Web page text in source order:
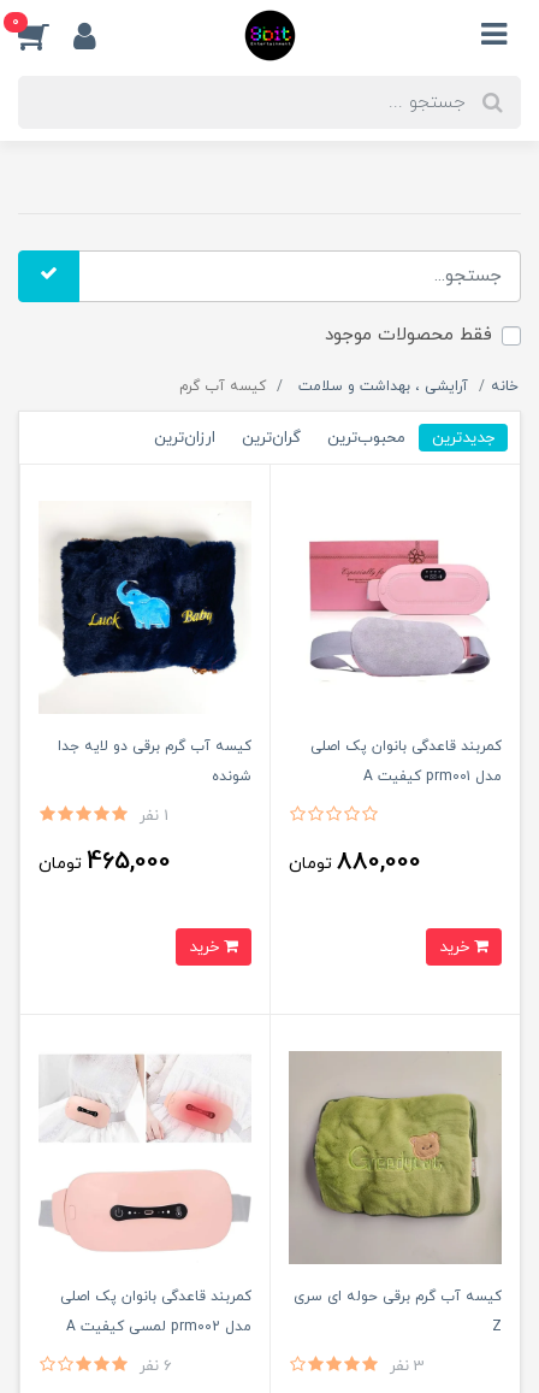
0
فقط محصولات موجود
خانه آرایشی ، بهداشت و سلامت کیسه آب گرم
جدیدترین محبوب‌ترین گران‌ترین ارزان‌ترین
کمربند قاعدگی بانوان پک اصلی
مدل prm00۱ کیفیت A
880,000 تومان
کیسه آب گرم برقی دو لایه جدا
شونده
1 نفر
465,000 تومان
کیسه آب گرم برقی حوله ای سری
Z
3 نفر
کمربند قاعدگی بانوان پک اصلی
مدل prm002 لمسی کیفیت A
6 نفر